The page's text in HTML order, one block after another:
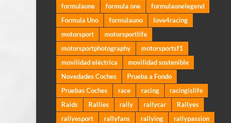
formulaone
formula one
formulaonelegend
Formula Uno
formulauno
love4racing
motorsport
motorsportlife
motorsportphotography
motorsportsf1
movilidad eléctrica
movilidad sostenible
Novedades Coches
Prueba a Fondo
Pruebas Coches
race racing
racingislife
Raids
Rallies rally rallycar
Rallyes
rallyesport
rallyfans rallying
rallypassion